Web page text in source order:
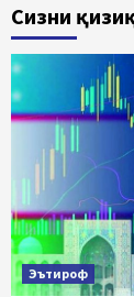
Сизни
Эътироф